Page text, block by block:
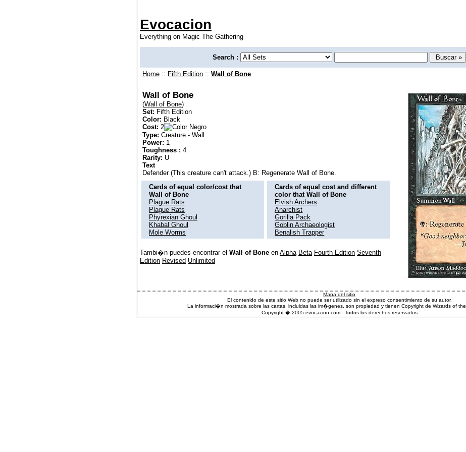
Evocacion
Everything on Magic The Gathering
Search :
Home :: Fifth Edition :: Wall of Bone
Wall of Bone
(Wall of Bone)
Set: Fifth Edition
Color: Black
Cost: 2
Type: Creature - Wall
Power: 1
Toughness : 4
Rarity: U
Text
Defender (This creature can't attack.) B: Regenerate Wall of Bone.
Cards of equal color/cost that
Wall of Bone
Plague Rats
Plague Rats
Phyrexian Ghoul
Khabal Ghoul
Mole Worms
Cards of equal cost and different
color that Wall of Bone
Elvish Archers
Anarchist
Gorilla Pack
Goblin Archaeologist
Benalish Trapper
Tambi�n puedes encontrar el Wall of Bone en Alpha Beta Fourth Edition Seventh
Edition Revised Unlimited
Mapa del sitio
El contenido de este sitio Web no puede ser utilizado sin el expreso consentimiento de su autor.
La informaci�n mostrada sobre las cartas, incluidas las im�genes, son propiedad y tienen Copyright de Wizards of the
Copyright � 2005 evocacion.com - Todos los derechos reservados